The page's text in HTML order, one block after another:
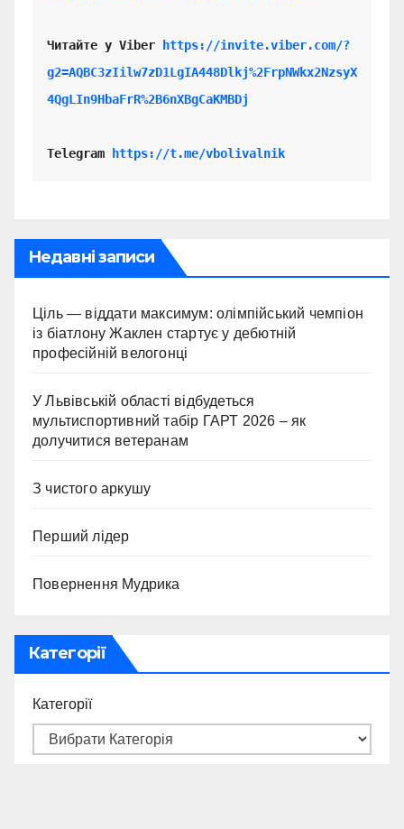
Читайте у Viber
https://invite.viber.com/?
g2=AQBC3zIilw7zD1LgIA448Dlkj%2FrpNWkx2NzsyX
4QgLIn9HbaFrR%2B6nXBgCaKMBDj
Telegram https://t.me/vbolivalnik
Недавні записи
Ціль — віддати максимум: олімпійський чемпіон
із біатлону Жаклен стартує у дебютній
професійній велогонці
У Львівській області відбудеться
мультиспортивний табір ГАРТ 2026 – як
долучитися ветеранам
З чистого аркушу
Перший лідер
Повернення Мудрика
Категорії
Категорії